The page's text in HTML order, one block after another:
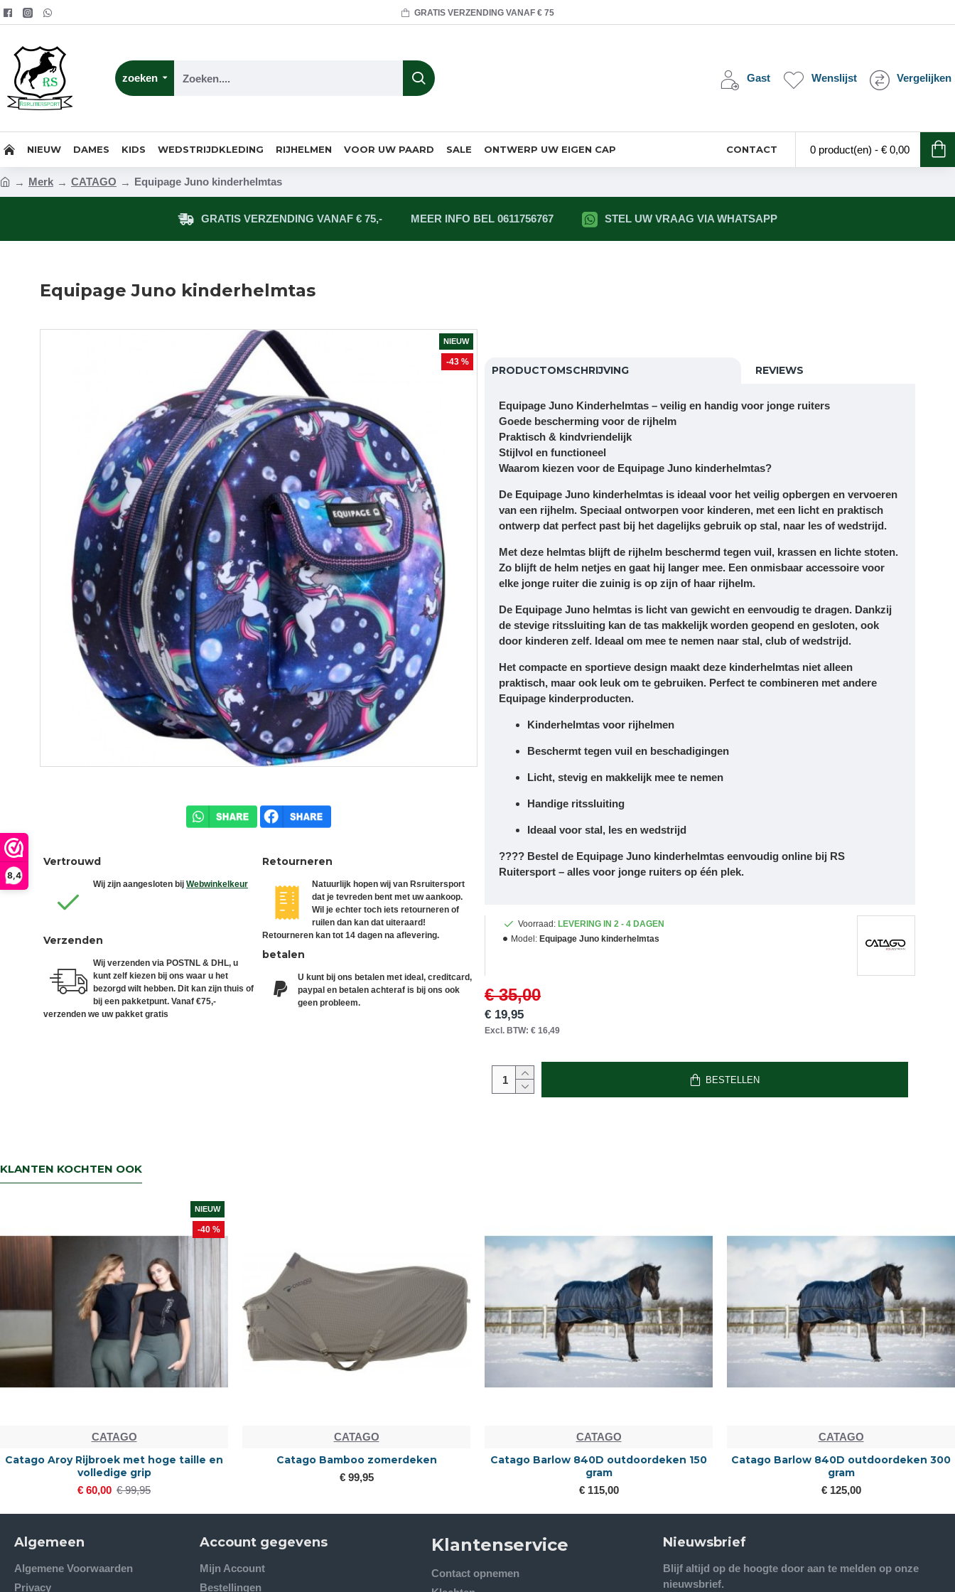
8,4
GRATIS VERZENDING VANAF € 75
zoeken Gast Wenslijst Vergelijken
NIEUW DAMES KIDS WEDSTRIJDKLEDING RIJHELMEN VOOR UW PAARD SALE ONTWERP UW EIGEN CAP CONTACT 0 product(en) - € 0,00
Merk CATAGO Equipage Juno kinderhelmtas
GRATIS VERZENDING VANAF € 75,- MEER INFO BEL 0611756767 STEL UW VRAAG VIA WHATSAPP
Equipage Juno kinderhelmtas
NIEUW
-43 %
Vertrouwd
Wij zijn aangesloten bij Webwinkelkeur
Verzenden
Wij verzenden via POSTNL & DHL, u
kunt zelf kiezen bij ons waar u het
bezorgd wilt hebben. Dit kan zijn thuis of
bij een pakketpunt. Vanaf €75,-
verzenden we uw pakket gratis
Retourneren
Natuurlijk hopen wij van Rsruitersport
dat je tevreden bent met uw aankoop.
Wil je echter toch iets retourneren of
ruilen dan kan dat uiteraard!
Retourneren kan tot 14 dagen na aflevering.
betalen
U kunt bij ons betalen met ideal, creditcard,
paypal en betalen achteraf is bij ons ook
geen probleem.
PRODUCTOMSCHRIJVING REVIEWS
Equipage Juno Kinderhelmtas – veilig en handig voor jonge ruiters
Goede bescherming voor de rijhelm
Praktisch & kindvriendelijk
Stijlvol en functioneel
Waarom kiezen voor de Equipage Juno kinderhelmtas?
De Equipage Juno kinderhelmtas is ideaal voor het veilig opbergen en vervoeren
van een rijhelm. Speciaal ontworpen voor kinderen, met een licht en praktisch
ontwerp dat perfect past bij het dagelijks gebruik op stal, naar les of wedstrijd.
Met deze helmtas blijft de rijhelm beschermd tegen vuil, krassen en lichte stoten.
Zo blijft de helm netjes en gaat hij langer mee. Een onmisbaar accessoire voor
elke jonge ruiter die zuinig is op zijn of haar rijhelm.
De Equipage Juno helmtas is licht van gewicht en eenvoudig te dragen. Dankzij
de stevige ritssluiting kan de tas makkelijk worden geopend en gesloten, ook
door kinderen zelf. Ideaal om mee te nemen naar stal, club of wedstrijd.
Het compacte en sportieve design maakt deze kinderhelmtas niet alleen
praktisch, maar ook leuk om te gebruiken. Perfect te combineren met andere
Equipage kinderproducten.
Kinderhelmtas voor rijhelmen
Beschermt tegen vuil en beschadigingen
Licht, stevig en makkelijk mee te nemen
Handige ritssluiting
Ideaal voor stal, les en wedstrijd
???? Bestel de Equipage Juno kinderhelmtas eenvoudig online bij RS
Ruitersport – alles voor jonge ruiters op één plek.
Voorraad: LEVERING IN 2 - 4 DAGEN
Model: Equipage Juno kinderhelmtas
€ 19,95
€ 35,00
Excl. BTW: € 16,49
BESTELLEN
KLANTEN KOCHTEN OOK
NIEUW
-40 %
CATAGO
Catago Aroy Rijbroek met hoge taille en
volledige grip
€ 60,00 € 99,95
CATAGO
Catago Bamboo zomerdeken
€ 99,95
CATAGO
Catago Barlow 840D outdoordeken 150
gram
€ 115,00
CATAGO
Catago Barlow 840D outdoordeken 300
gram
€ 125,00
Algemeen
Algemene Voorwaarden
Privacy
Account gegevens
Mijn Account
Bestellingen
Klantenservice
Contact opnemen
Nieuwsbrief
Blijf altijd op de hoogte door aan te melden op onze
nieuwsbrief.